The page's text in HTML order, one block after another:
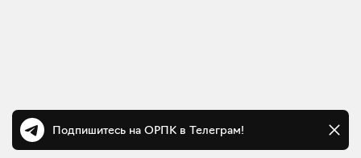
Подпишитесь на ОРПК в Телеграм!